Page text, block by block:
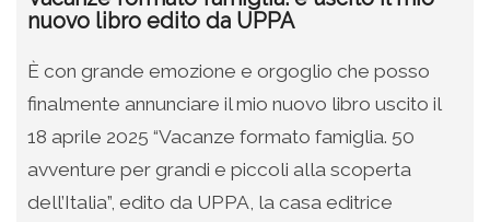
nuovo libro edito da UPPA
È con grande emozione e orgoglio che posso
finalmente annunciare il mio nuovo libro uscito il
18 aprile 2025 “Vacanze formato famiglia. 50
avventure per grandi e piccoli alla scoperta
dell’Italia”, edito da UPPA, la casa editrice